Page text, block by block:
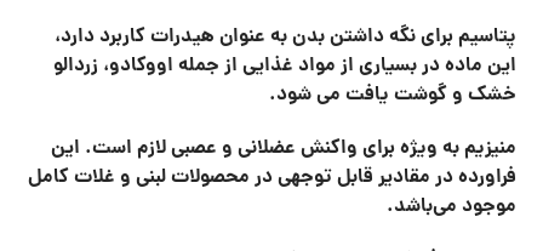
پتاسیم برای نگه داشتن بدن به عنوان هیدرات کاربرد دارد،
این ماده در بسیاری از مواد غذایی از جمله اووکادو، زردالو
خشک و گوشت یافت می شود.
منیزیم به ویژه برای واکنش عضلانی و عصبی لازم است. این
فراورده در مقادیر قابل توجهی در محصولات لبنی و غلات کامل
موجود می‌باشد.